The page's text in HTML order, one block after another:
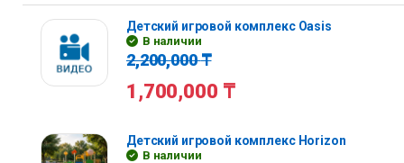
Детский игровой комплекс Oasis
В наличии
2,200,000₸
1,700,000 ₸
Детский игровой комплекс Horizon
В наличии